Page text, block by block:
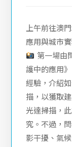
上午前往澳
應用與城市
第一場由
護中的應用
經驗，介紹
描，以獲取
光達掃描，
究。不過，
影干擾、氣